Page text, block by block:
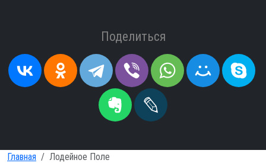
Поделиться
Главная Лодейное Поле